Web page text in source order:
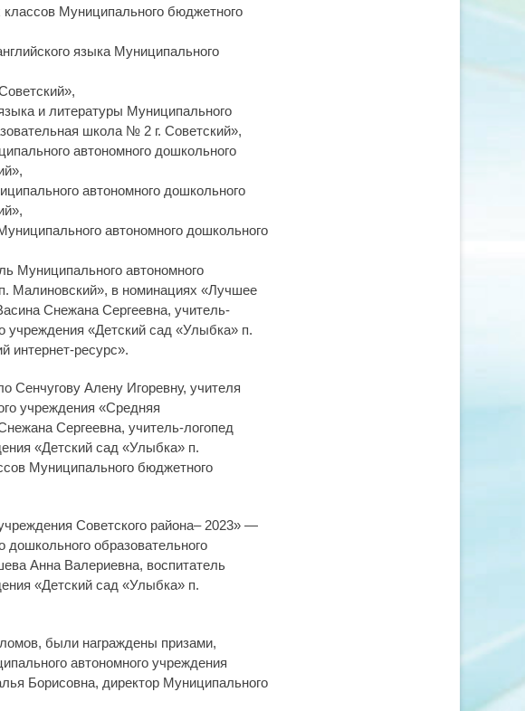
Муниципального бюджетного
языка Муниципального
и литературы Муниципального
школа № 2 г. Советский»,
автономного дошкольного
автономного дошкольного
автономного дошкольного
Муниципального автономного
Малиновский», в номинациях «Лучшее
Снежана Сергеевна, учитель-
учреждения «Детский сад «Улыбка» п.
интернет-ресурс».
Сенчугову Алену Игоревну, учителя
учреждения «Средняя
Сергеевна, учитель-логопед
«Детский сад «Улыбка» п.
Муниципального бюджетного
Советского района– 2023» —
образовательного
Анна Валериевна, воспитатель
«Детский сад «Улыбка» п.
были награждены призами,
автономного учреждения
Борисовна, директор Муниципального